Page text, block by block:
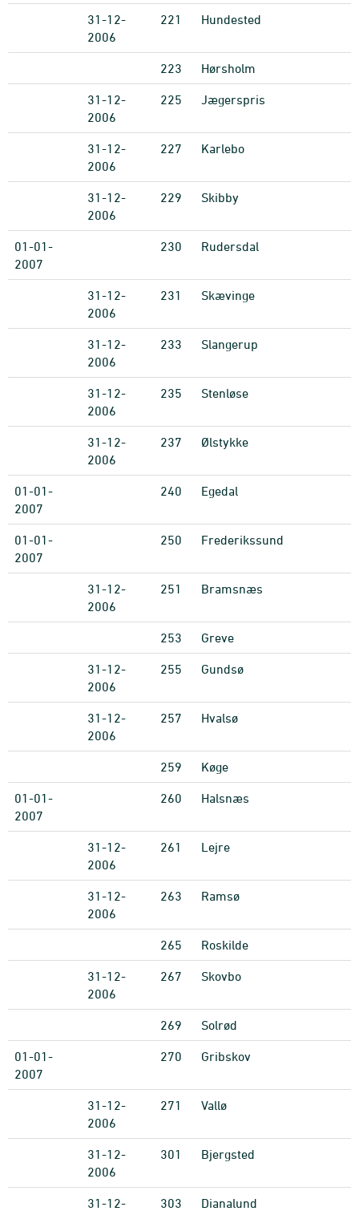
31-12-
2006
221 Hundested
223 Hørsholm
31-12-
2006
225 Jægerspris
31-12-
2006
227 Karlebo
31-12-
2006
229 Skibby
01-01-
2007
230 Rudersdal
31-12-
2006
231 Skævinge
31-12-
2006
233 Slangerup
31-12-
2006
235 Stenløse
31-12-
2006
237 Ølstykke
01-01-
2007
240 Egedal
01-01-
2007
250 Frederikssund
31-12-
2006
251 Bramsnæs
253 Greve
31-12-
2006
255 Gundsø
31-12-
2006
257 Hvalsø
259 Køge
01-01-
2007
260 Halsnæs
31-12-
2006
261 Lejre
31-12-
2006
263 Ramsø
265 Roskilde
31-12-
2006
267 Skovbo
269 Solrød
01-01-
2007
270 Gribskov
31-12-
2006
271 Vallø
31-12-
2006
301 Bjergsted
31-12-
303 Dianalund